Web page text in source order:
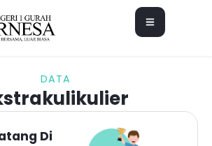
DATA
Di